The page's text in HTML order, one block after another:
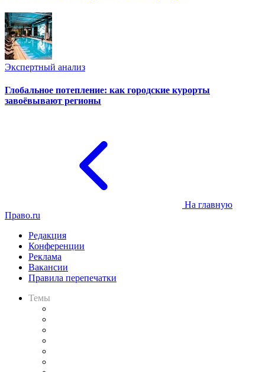
Экспертный анализ
Глобальное потепление: как городские курорты
завоёвывают регионы
На главную
Право.ru
Редакция
Конференции
Реклама
Вакансии
Правила перепечатки
Темы